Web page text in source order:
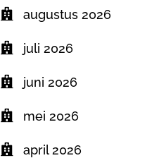
augustus 2026
juli 2026
juni 2026
mei 2026
april 2026